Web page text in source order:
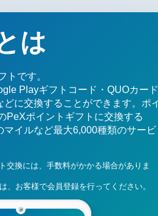
は
トです。
Playギフトコード・QUOカード
どに交換することができます。ポ
PeXポイントギフトに交換する
マイルなど最大6,000種類のサービ
交換には、手数料がかかる場合がありま
お客様で会員登録を行ってください。